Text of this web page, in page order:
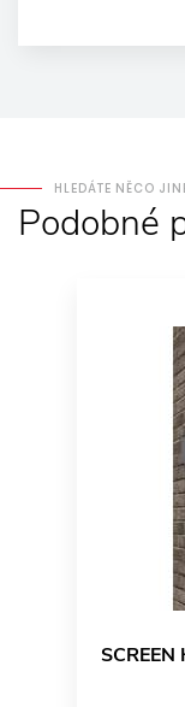
HLEDÁTE NĚCO
Podobné
SCREEN